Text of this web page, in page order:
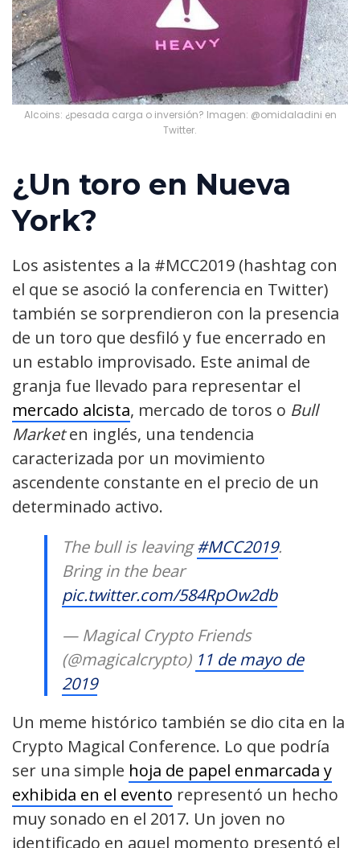
Alcoins: ¿pesada carga o inversión? Imagen: @omidaladini en
Twitter.
¿Un toro en Nueva
York?
Los asistentes a la #MCC2019 (hashtag con
el que se asoció la conferencia en Twitter)
también se sorprendieron con la presencia
de un toro que desfiló y fue encerrado en
un establo improvisado. Este animal de
granja fue llevado para representar el
mercado alcista, mercado de toros o Bull
Marketen inglés, una tendencia
caracterizada por un movimiento
ascendente constante en el precio de un
determinado activo.
The bull is leaving#MCC2019.
Bring in the bear
pic.twitter.com/584RpOw2db
— Magical Crypto Friends
(@magicalcrypto) 11 de mayo de
2019
Un meme histórico también se dio cita en la
Crypto Magical Conference. Lo que podría
ser una simple hoja de papel enmarcada y
exhibida en el evento representó un hecho
muy sonado en el 2017. Un joven no
identificado en aquel momento presentó el